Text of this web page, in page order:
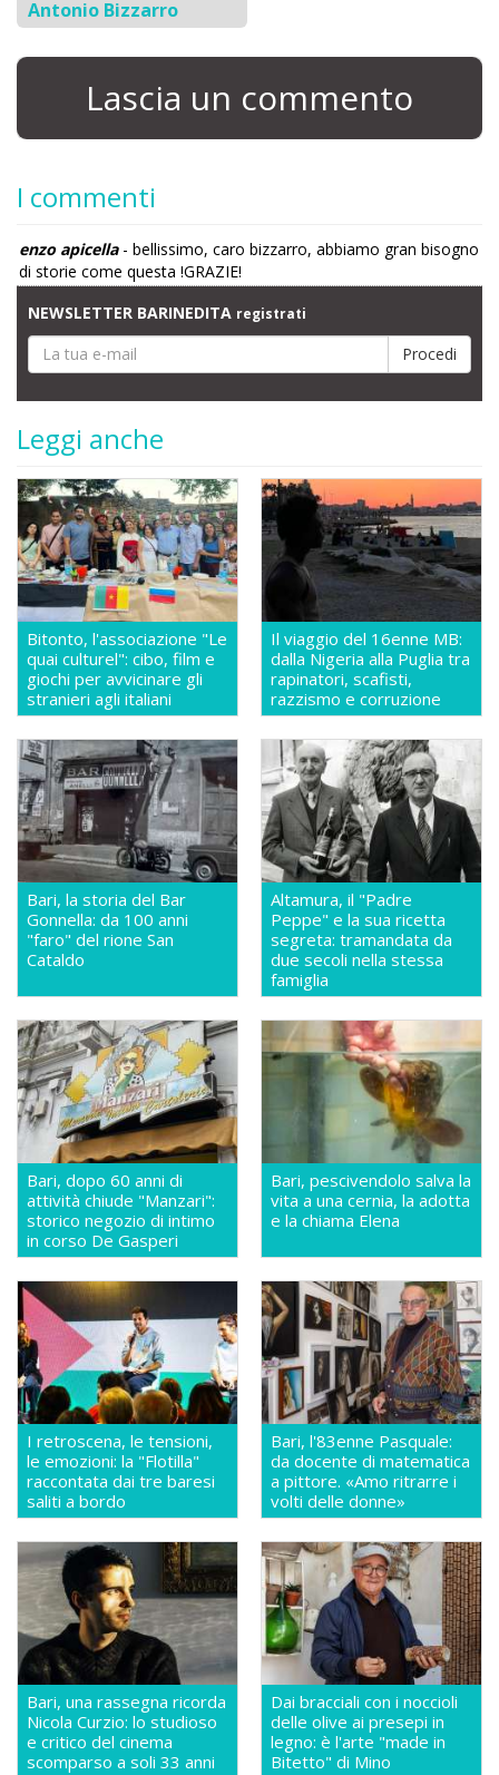
Antonio Bizzarro
Lascia un commento
I commenti
enzo apicella- bellissimo, caro bizzarro, abbiamo gran bisogno
di storie come questa !GRAZIE!
NEWSLETTER BARINEDITA registrati
Leggi anche
Bitonto, l'associazione "Le
quai culturel": cibo, film e
giochi per avvicinare gli
stranieri agli italiani
Il viaggio del 16enne MB:
dalla Nigeria alla Puglia tra
rapinatori, scafisti,
razzismo e corruzione
Bari, la storia del Bar
Gonnella: da 100 anni
"faro" del rione San
Cataldo
Altamura, il "Padre
Peppe" e la sua ricetta
segreta: tramandata da
due secoli nella stessa
famiglia
Bari, dopo 60 anni di
attività chiude "Manzari":
storico negozio di intimo
in corso De Gasperi
Bari, pescivendolo salva la
vita a una cernia, la adotta
e la chiama Elena
I retroscena, le tensioni,
le emozioni: la "Flotilla"
raccontata dai tre baresi
saliti a bordo
Bari, l'83enne Pasquale:
da docente di matematica
a pittore. «Amo ritrarre i
volti delle donne»
Bari, una rassegna ricorda
Nicola Curzio: lo studioso
e critico del cinema
scomparso a soli 33 anni
Dai bracciali con i noccioli
delle olive ai presepi in
legno: è l'arte "made in
Bitetto" di Mino